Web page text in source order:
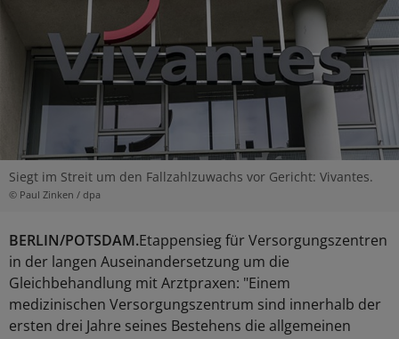
Siegt im Streit um den Fallzahlzuwachs vor Gericht: Vivantes.
© Paul Zinken / dpa
BERLIN/POTSDAM.Etappensieg für Versorgungszentren
in der langen Auseinandersetzung um die
Gleichbehandlung mit Arztpraxen: "Einem
medizinischen Versorgungszentrum sind innerhalb der
ersten drei Jahre seines Bestehens die allgemeinen